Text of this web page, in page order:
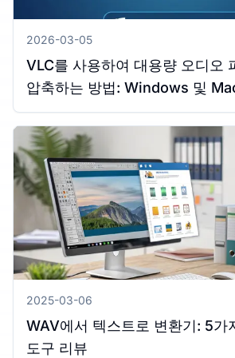
2026-03-05
VLC를 사용하여 대용량 오디오
압축하는 방법: Windows 및
드
2025-03-06
WAV에서 텍스트로 변환기: 5가
도구 리뷰